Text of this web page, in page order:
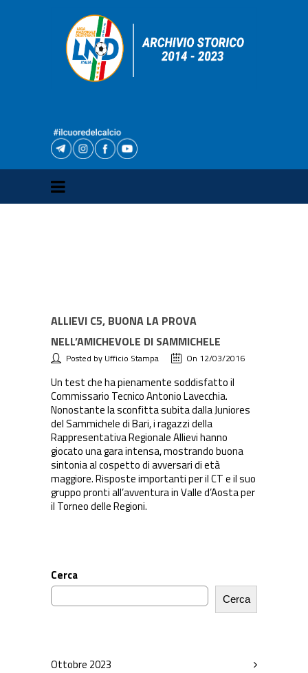
ALLIEVI C5, BUONA LA PROVA
NELL’AMICHEVOLE DI SAMMICHELE
Posted by Ufficio Stampa On 12/03/2016
Un test che ha pienamente soddisfatto il
Commissario Tecnico Antonio Lavecchia.
Nonostante la sconfitta subita dalla Juniores
del Sammichele di Bari, i ragazzi della
Rappresentativa Regionale Allievi hanno
giocato una gara intensa, mostrando buona
sintonia al cospetto di avversari di età
maggiore. Risposte importanti per il CT e il suo
gruppo pronti all’avventura in Valle d’Aosta per
il Torneo delle Regioni.
Cerca
Cerca
Ottobre 2023